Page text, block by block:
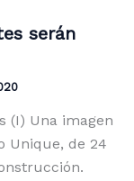
serán
(I) Una imagen
Unique, de 24